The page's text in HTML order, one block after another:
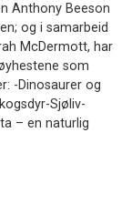
Anthony Beeson
og i samarbeid
McDermott, har
som
-Dinosaurer og
Sjøliv-
– en naturlig